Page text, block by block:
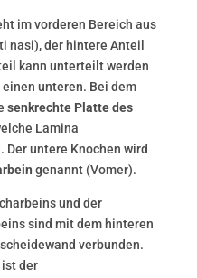
im vorderen Bereich aus
nasi), der hintere Anteil
kann unterteilt werden
unteren. Bei dem
senkrechte Platte des
Lamina
untere Knochen wird
genannt (Vomer).
und der
sind mit dem hinteren
verbunden.
ist der